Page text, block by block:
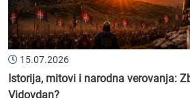
15.07.2026
Istorija, mitovi i narodna verovanja:
Vidovdan?